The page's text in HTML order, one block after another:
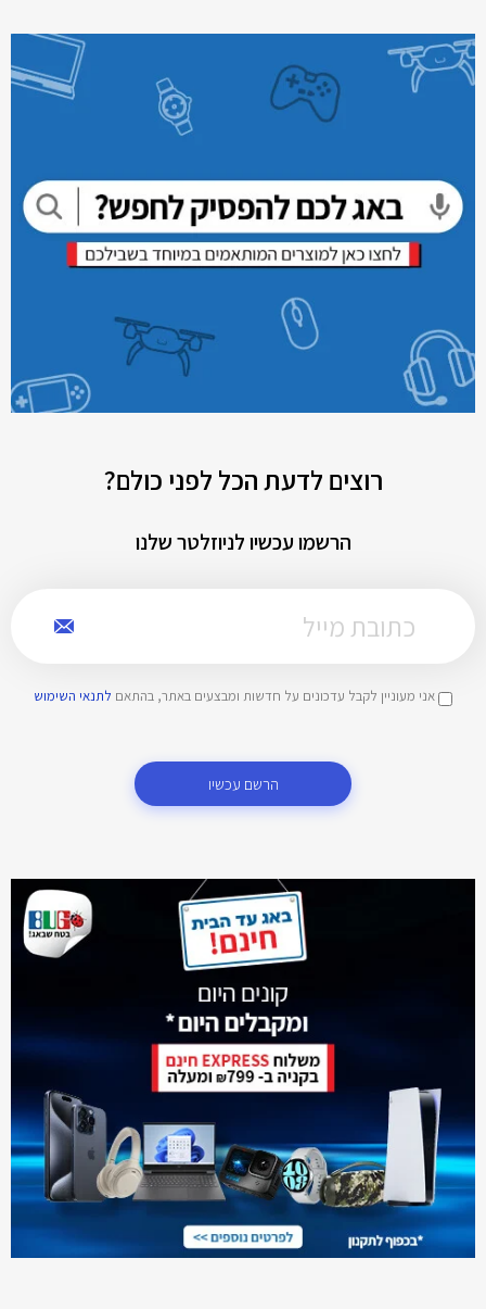
רוצים לדעת הכל לפני כולם?
הרשמו עכשיו לניוזלטר שלנו
אני מעוניין לקבל עדכונים על חדשות ומבצעים באתר, בהתאם לתנאי השימוש
הרשם עכשיו